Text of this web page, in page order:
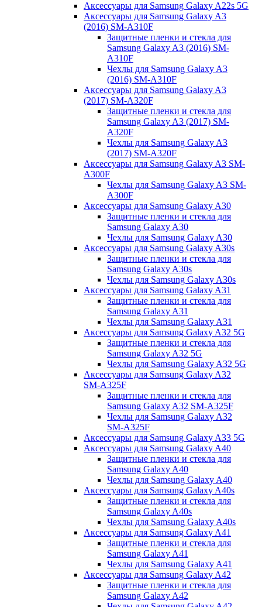
Аксессуары для Samsung Galaxy A22s 5G
Аксессуары для Samsung Galaxy A3
(2016) SM-A310F
Защитные пленки и стекла для
Samsung Galaxy A3 (2016) SM-
A310F
Чехлы для Samsung Galaxy A3
(2016) SM-A310F
Аксессуары для Samsung Galaxy A3
(2017) SM-A320F
Защитные пленки и стекла для
Samsung Galaxy A3 (2017) SM-
A320F
Чехлы для Samsung Galaxy A3
(2017) SM-A320F
Аксессуары для Samsung Galaxy A3 SM-
A300F
Чехлы для Samsung Galaxy A3 SM-
A300F
Аксессуары для Samsung Galaxy A30
Защитные пленки и стекла для
Samsung Galaxy A30
Чехлы для Samsung Galaxy A30
Аксессуары для Samsung Galaxy A30s
Защитные пленки и стекла для
Samsung Galaxy A30s
Чехлы для Samsung Galaxy A30s
Аксессуары для Samsung Galaxy A31
Защитные пленки и стекла для
Samsung Galaxy A31
Чехлы для Samsung Galaxy A31
Аксессуары для Samsung Galaxy A32 5G
Защитные пленки и стекла для
Samsung Galaxy A32 5G
Чехлы для Samsung Galaxy A32 5G
Аксессуары для Samsung Galaxy A32
SM-A325F
Защитные пленки и стекла для
Samsung Galaxy A32 SM-A325F
Чехлы для Samsung Galaxy A32
SM-A325F
Аксессуары для Samsung Galaxy A33 5G
Аксессуары для Samsung Galaxy A40
Защитные пленки и стекла для
Samsung Galaxy A40
Чехлы для Samsung Galaxy A40
Аксессуары для Samsung Galaxy A40s
Защитные пленки и стекла для
Samsung Galaxy A40s
Чехлы для Samsung Galaxy A40s
Аксессуары для Samsung Galaxy A41
Защитные пленки и стекла для
Samsung Galaxy A41
Чехлы для Samsung Galaxy A41
Аксессуары для Samsung Galaxy A42
Защитные пленки и стекла для
Samsung Galaxy A42